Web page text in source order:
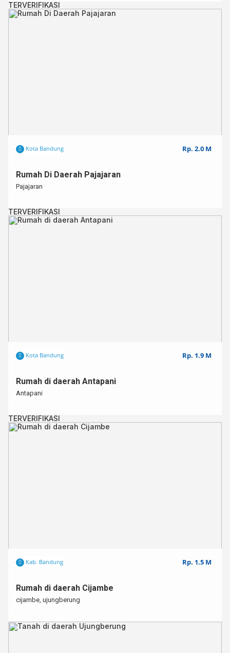
TERVERIFIKASI
Kota Bandung Rp. 2.0 M
Rumah Di Daerah Pajajaran
Pajajaran
TERVERIFIKASI
Kota Bandung Rp. 1.9 M
Rumah di daerah Antapani
Antapani
TERVERIFIKASI
Kab. Bandung Rp. 1.5 M
Rumah di daerah Cijambe
cijambe, ujungberung